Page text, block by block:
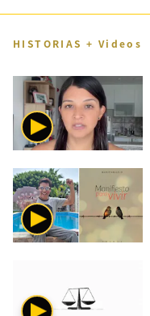
HISTORIAS + Videos